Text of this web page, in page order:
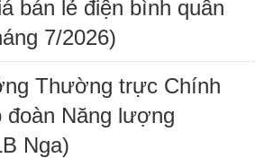
bán lẻ điện bình quân
7/2026)
Thường trực Chính
đoàn Năng lượng
Nga)